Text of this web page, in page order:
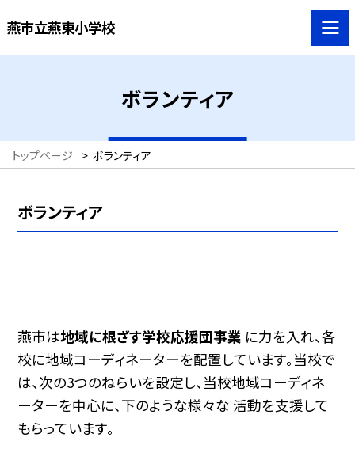
燕市立燕東小学校
ボランティア
トップページ > ボランティア
ボランティア
燕市は地域に根ざす学校応援団事業 に力を入れ、各
校に地域コーディネーターを配置しています。当校で
は、次の3つのねらいを設定し、当校地域コーディネ
ーターを中心に、下のような様々な 活動を支援して
もらっています。